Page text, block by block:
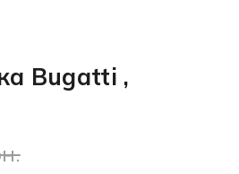
Bugatti ,